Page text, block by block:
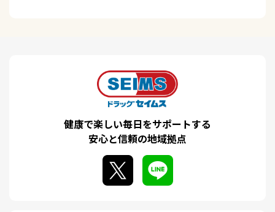
健康で楽しい毎日をサポートする
安心と信頼の地域拠点